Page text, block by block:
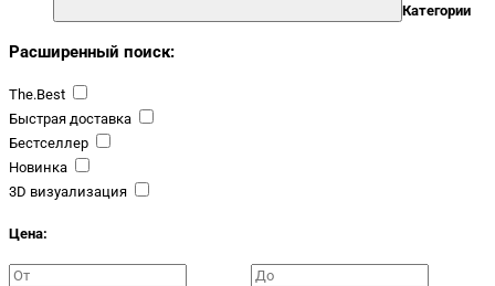
Категории
Расширенный поиск:
The.Best
Быстрая доставка
Бестселлер
Новинка
3D визуализация
Цена: